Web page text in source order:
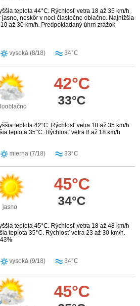
teplota 44°C. Rýchlosť vetra 18 až 35 km/h
jasno, neskôr v noci čiastočne oblačno. Najnižšia
až 30 km/h. Predpokladaný úhrn zrážok
vysoká (8/18) 34°C
42°C
33°C
teplota 42°C. Rýchlosť vetra 18 až 35 km/h
teplota 35°C. Rýchlosť vetra 8 až 18 km/h
mierna (7/18) 33°C
jasno
45°C
34°C
teplota 45°C. Rýchlosť vetra 18 až 48 km/h
teplota 35°C. Rýchlosť vetra 23 až 30 km/h.
vysoká (9/18) 34°C
45°C